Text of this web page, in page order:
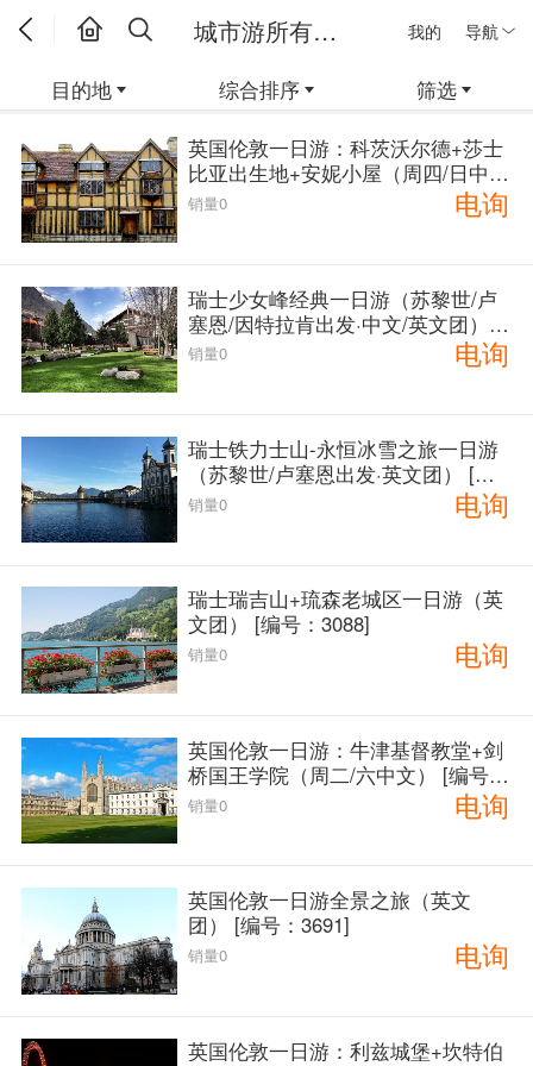
我的 导航
城市游所有线路
目的地 综合排序 筛选
英国伦敦一日游：科茨沃尔德+莎士
比亚出生地+安妮小屋（周四/日中
文） [编号：3688]
销量0 电询
瑞士少女峰经典一日游（苏黎世/卢
塞恩/因特拉肯出发·中文/英文团）
[编号：3086]
销量0 电询
瑞士铁力士山-永恒冰雪之旅一日游
（苏黎世/卢塞恩出发·英文团） [编
号：3087]
销量0 电询
瑞士瑞吉山+琉森老城区一日游（英
文团） [编号：3088]
销量0 电询
英国伦敦一日游：牛津基督教堂+剑
桥国王学院（周二/六中文） [编号：
3689]
销量0 电询
英国伦敦一日游全景之旅（英文
团） [编号：3691]
销量0 电询
英国伦敦一日游：利兹城堡+坎特伯